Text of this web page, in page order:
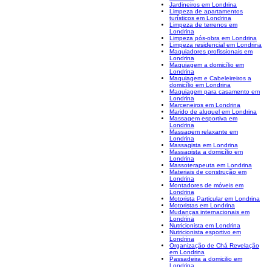
Jardineiros em Londrina
Limpeza de apartamentos
turísticos em Londrina
Limpeza de terrenos em
Londrina
Limpeza pós-obra em Londrina
Limpeza residencial em Londrina
Maquiadores profissionais em
Londrina
Maquiagem a domicílio em
Londrina
Maquiagem e Cabeleireiros a
domicílio em Londrina
Maquiagem para casamento em
Londrina
Marceneiros em Londrina
Marido de aluguel em Londrina
Massagem esportiva em
Londrina
Massagem relaxante em
Londrina
Massagista em Londrina
Massagista a domicílio em
Londrina
Massoterapeuta em Londrina
Materiais de construção em
Londrina
Montadores de móveis em
Londrina
Motorista Particular em Londrina
Motoristas em Londrina
Mudanças internacionais em
Londrina
Nutricionista em Londrina
Nutricionista esportivo em
Londrina
Organização de Chá Revelação
em Londrina
Passadeira a domicilio em
Londrina